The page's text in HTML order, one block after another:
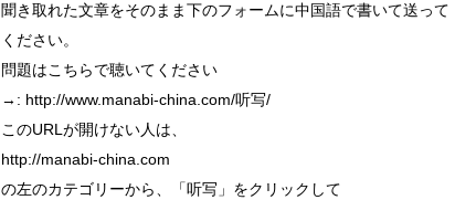
聞き取れた文章をそのまま下のフォームに中国語で書いて送って
ください。
問題はこちらで聴いてください
→: http://www.manabi-china.com/听写/
このURLが開けない人は、
http://manabi-china.com
の左のカテゴリーから、「听写」をクリックして